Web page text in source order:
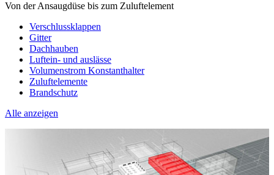
Von der Ansaugdüse bis zum Zuluftelement
Verschlussklappen
Gitter
Dachhauben
Luftein- und auslässe
Volumenstrom Konstanthalter
Zuluftelemente
Brandschutz
Alle anzeigen